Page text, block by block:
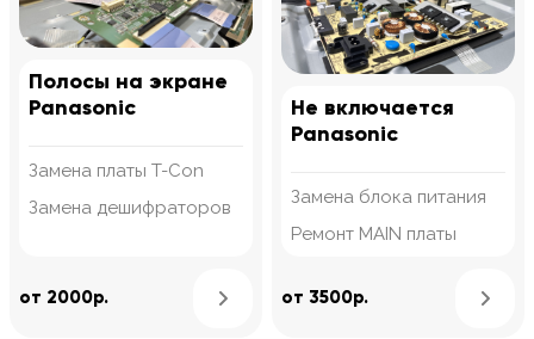
Полосы на экране
Panasonic
Замена платы T-Con
Замена дешифраторов
от 2000р. Узнать подробнее
Не включается
Panasonic
Замена блока питания
Ремонт MAIN платы
от 3500р.